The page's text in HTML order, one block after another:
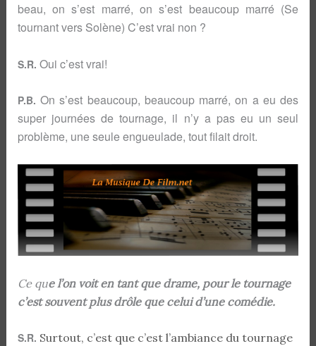
beau, on s’est marré, on s’est beaucoup marré (Se
tournant vers Solène) C’est vrai non ?
S.R. Oui c’est vrai!
P.B. On s’est beaucoup, beaucoup marré, on a eu des
super journées de tournage, il n’y a pas eu un seul
problème, une seule engueulade, tout filait droit.
Ce que l’on voit en tant que drame, pour le tournage
c’est souvent plus drôle que celui d’une comédie.
S.R. Surtout, c’est que c’est l’ambiance du tournage